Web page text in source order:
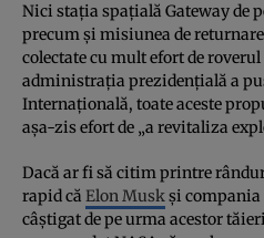
Nici stația spațială Gateway de
precum și misiunea de
colectate cu mult efort de
administrația prezidențială a
Internațională, toate aceste
așa-zis efort de „a revitaliza
Dacă ar fi să citim printre
rapid că Elon Muskși compania
câștigat de pe urma acestor